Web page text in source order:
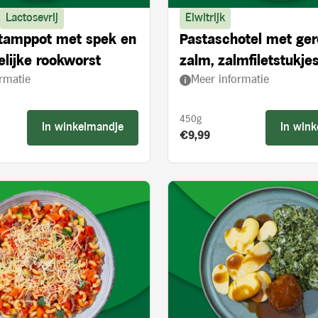
Lactosevrij
met spek en
rookworst
In winkelmandje
Eiwitrijk
Pastaschotel met
zalm,
en spinazie
Meer informatie
450g
Product prijs:
€9,99
In